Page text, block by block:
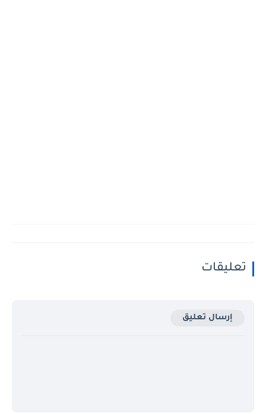
تعليقات
إرسال تعليق